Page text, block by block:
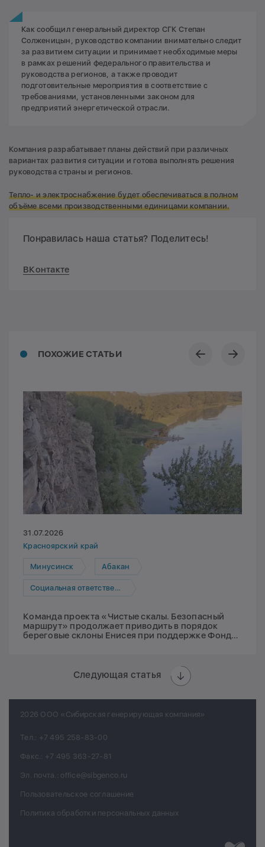
Как сообщил генеральный директор СГК Степан
Солженицын, руководство компании внимательно следит
за развитием ситуации и принимает необходимые меры
в рамках решений федерального правительства и
руководства регионов, а также проводит
подготовительные мероприятия в соответствие с
требованиями, установленными законом для
предприятий энергетической отрасли.
Компания разрабатывает планы действий при различных
вариантах развития ситуации и готова выполнять решения
руководства страны и регионов.
Тепло- и электроснабжение будет обеспечиваться в полном
объёме всеми производственными единицами компании.
Понравилась наша статья? Поделитесь!
ВКонтакте
ПОХОЖИЕ СТАТЬИ
31.07.2026
Красноярский край
Минусинск Абакан
Социальная ответственность
Команда проекта «Чистые скалы. Безопасный
маршрут» продолжает приводить в порядок
береговые склоны Енисея при поддержке Фонда
Следующая статья
2026 ООО «Сибирская генерирующая компания»
Тел.: +7 495 258-83-00
Факс.: +7 495 363-27-81
Эл. почта.: office@sibgenco.ru
Пользовательское соглашение
Политика обработки персональных данных